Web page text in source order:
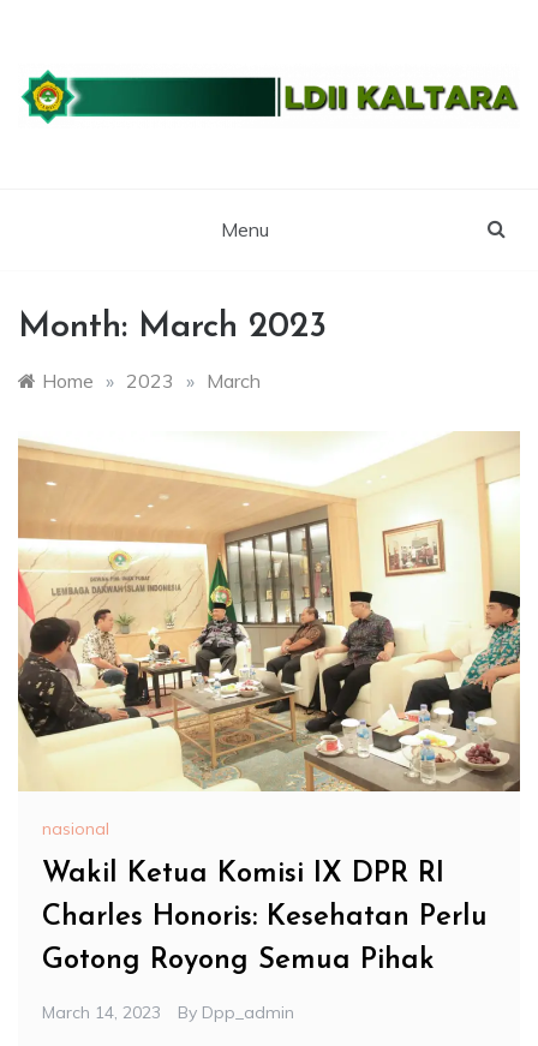
content
KALIMANTAN
UTARA
Menu
Month: March 2023
Home » 2023 » March
nasional
Wakil Ketua Komisi IX DPR RI
Charles Honoris: Kesehatan Perlu
Gotong Royong Semua Pihak
March 14, 2023 By Dpp_admin